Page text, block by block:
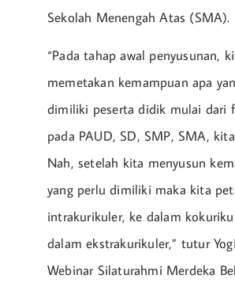
Sekolah Menengah Atas (SMA).
“Pada tahap awal penyusunan,
memetakan kemampuan apa
dimiliki peserta didik mulai dari
pada PAUD, SD, SMP, SMA,
Nah, setelah kita menyusun
yang perlu dimiliki maka kita
intrakurikuler, ke dalam
dalam ekstrakurikuler,” tutur
Webinar Silaturahmi Merdeka